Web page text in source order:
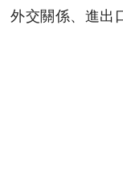
外交關係、進出